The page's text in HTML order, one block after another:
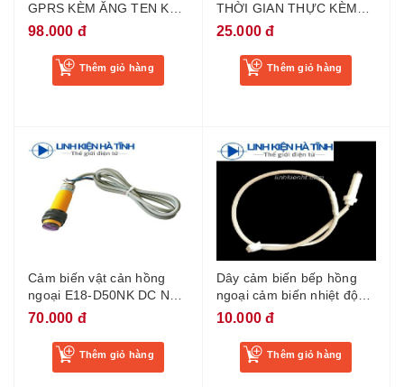
GPRS KÈM ĂNG TEN KẾT
NỐI ARDUINO
98.000 đ
Thêm giỏ hàng
THỜI GIAN THỰC KÈM
PIN CR2032
25.000 đ
Thêm giỏ hàng
Cảm biến vật cản hồng
ngoại E18-D50NK DC NPN
thường mở DC6-36V 0-
70.000 đ
Thêm giỏ hàng
Dây cảm biến bếp hồng
ngoại cảm biến nhiệt độ
bếp hồng ngoại
10.000 đ
Thêm giỏ hàng